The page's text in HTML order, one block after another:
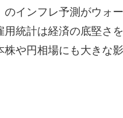
インフレ予測がウォ
統計は経済の底堅さ
や円相場にも大きな